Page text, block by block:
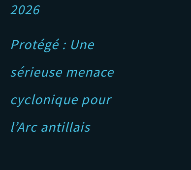
2026
Protégé : Une
sérieuse menace
cyclonique pour
l’Arc antillais